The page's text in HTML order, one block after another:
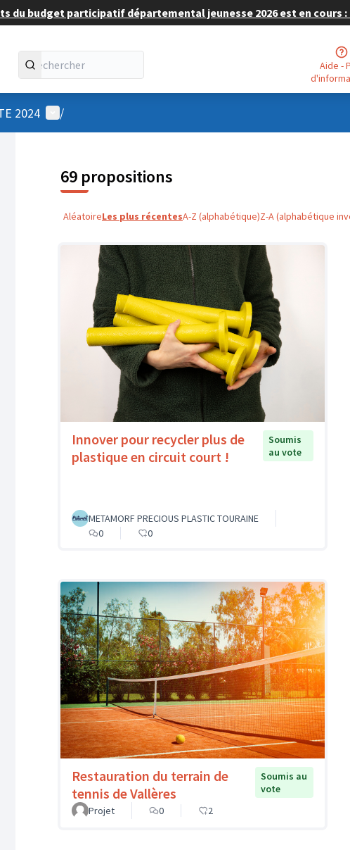
du budget participatif départemental jeunesse 2026 est en cours :
Aide - Plus
2024 Menu utilisateur
/
69 propositions
AléatoireLes plus récentesA-Z (alphabétique)Z-A (alphabétique
Innover pour recycler plus de
plastique en circuit court !
Soumis
au vote
METAMORF PRECIOUS PLASTIC TOURAINE
0
0
Restauration du terrain de
tennis de Vallères
Soumis au
vote
Projet
0 2